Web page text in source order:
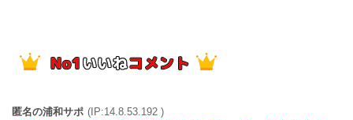
匿名の浦和サポ (IP:14.8.53.192 )